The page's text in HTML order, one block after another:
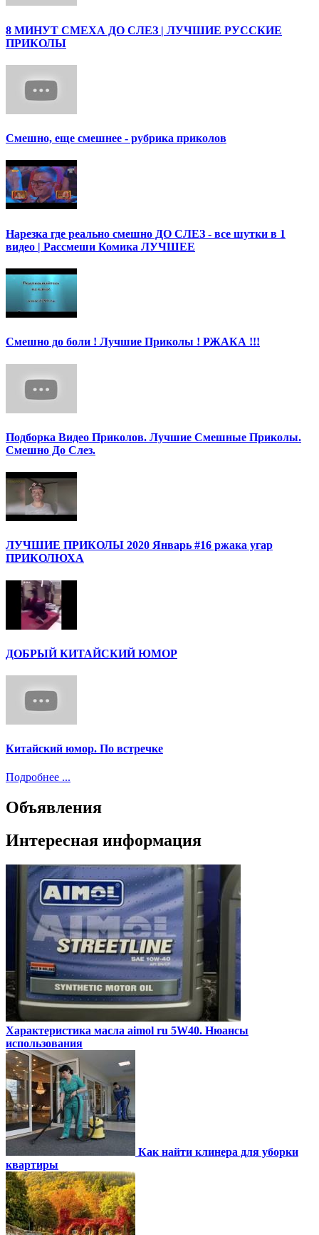
8 МИНУТ СМЕХА ДО СЛЕЗ | ЛУЧШИЕ РУССКИЕ
ПРИКОЛЫ
Смешно, еще смешнее - рубрика приколов
Нарезка где реально смешно ДО СЛЕЗ - все шутки в 1
видео | Рассмеши Комика ЛУЧШЕЕ
Смешно до боли ! Лучшие Приколы ! РЖАКА !!!
Подборка Видео Приколов. Лучшие Смешные Приколы.
Смешно До Слез.
ЛУЧШИЕ ПРИКОЛЫ 2020 Январь #16 ржака угар
ПРИКОЛЮХА
ДОБРЫЙ КИТАЙСКИЙ ЮМОР
Китайский юмор. По встречке
Подробнее ...
Объявления
Интересная информация
Характеристика масла aimol ru 5W40. Нюансы
использования
Как найти клинера для уборки
квартиры